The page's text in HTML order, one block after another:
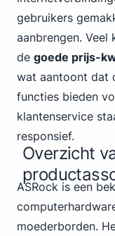
gebruikers
aanbrengen. Veel
de goede prijs-
wat aantoont dat
functies bieden
klantenservice
responsief.
Overzicht
ASRock is een
moederborden.